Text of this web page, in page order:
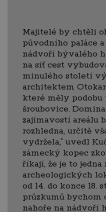
Majitelé by chtěli
původního paláce
nádvoří bývalého
na síť cest
minulého století
architektem
které měly podobu
šroubovice.
zajímavostí areálu
rozhledna, určitě
vydržela,“ uvedl
zámecký kopec
říkají, že je to jedna
archeologických
od 14. do konce
průzkumů
nahoře na nádvoří